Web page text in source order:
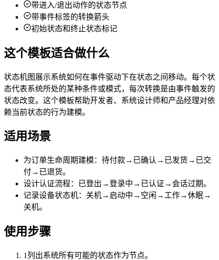
带进入/退出动作的状态节点
带事件标签的转换箭头
初始状态和终止状态标记
这个模板适合做什么
状态机图展示系统如何在事件驱动下在状态之间移动。每个状
态代表系统所处的某种条件或模式，每次转换是由事件触发的
状态改变。这个模板帮助开发者、系统设计师和产品经理对依
赖当前状态的行为建模。
适用场景
为订单生命周期建模：待付款→已确认→已发货→已交
付→已退货。
设计认证流程：已登出→登录中→已认证→会话过期。
记录设备状态机：关机→启动中→空闲→工作→休眠→
关机。
使用步骤
1 列出系统所有可能的状态作为节点。